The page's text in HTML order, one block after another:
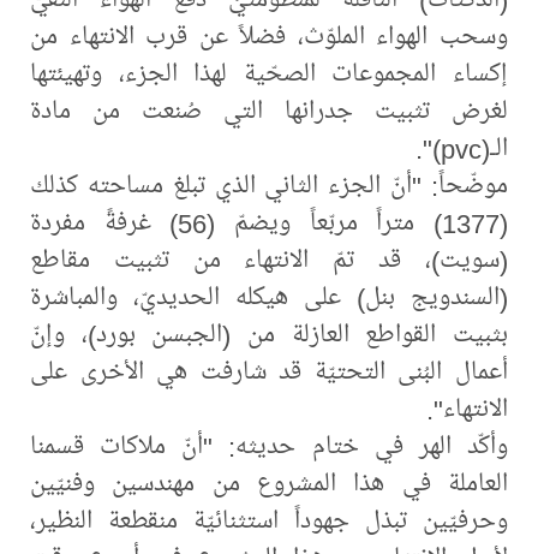
وسحب الهواء الملوّث، فضلاً عن قرب الانتهاء من
إكساء المجموعات الصحّية لهذا الجزء، وتهيئتها
لغرض تثبيت جدرانها التي صُنعت من مادة
الـ(pvc)".
موضّحاً: "أنّ الجزء الثاني الذي تبلغ مساحته كذلك
(1377) متراً مربّعاً ويضمّ (56) غرفةً مفردة
(سويت)، قد تمّ الانتهاء من تثبيت مقاطع
(السندويج بنل) على هيكله الحديديّ، والمباشرة
بثبيت القواطع العازلة من (الجبسن بورد)، وإنّ
أعمال البُنى التحتيّة قد شارفت هي الأخرى على
الانتهاء".
وأكّد الهر في ختام حديثه: "أنّ ملاكات قسمنا
العاملة في هذا المشروع من مهندسين وفنيّين
وحرفيّين تبذل جهوداً استثنائيّة منقطعة النظير،